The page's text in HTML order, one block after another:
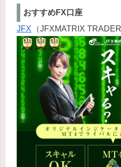
おすすめFX口座
JFX
（JFXMATRIX TRADER